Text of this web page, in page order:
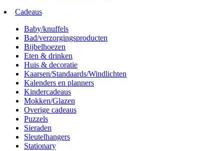
Cadeaus
Baby/knuffels
Bad/verzorgingsproducten
Bijbelhoezen
Eten & drinken
Huis & decoratie
Kaarsen/Standaards/Windlichten
Kalenders en planners
Kindercadeaus
Mokken/Glazen
Overige cadeaus
Puzzels
Sieraden
Sleutelhangers
Stationary